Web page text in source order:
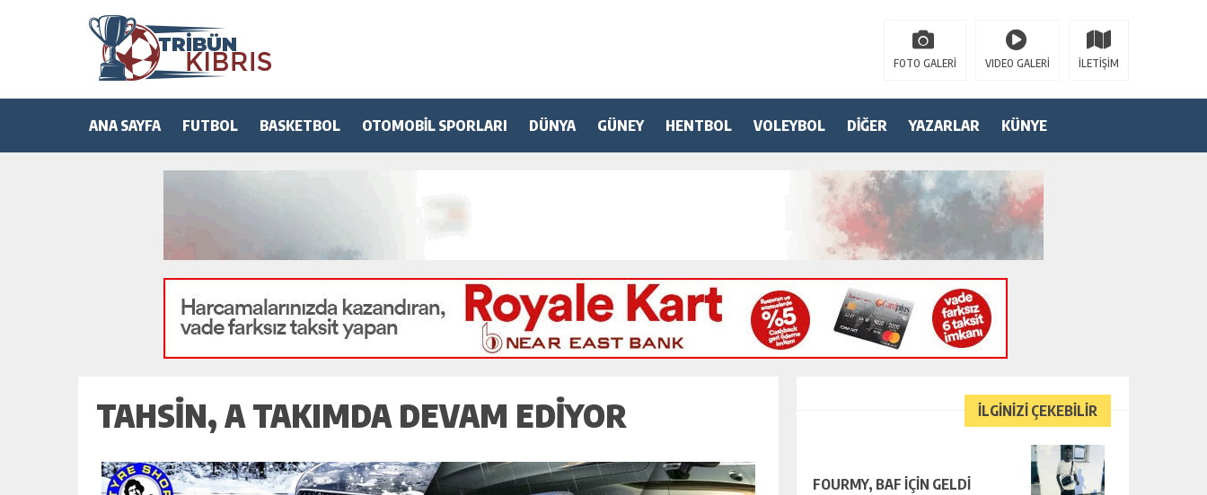
FOTO GALERİ VIDEO GALERİ İLETİŞİM
ANA SAYFA FUTBOL BASKETBOL OTOMOBİL SPORLARI DÜNYA GÜNEY HENTBOL VOLEYBOL DİĞER YAZARLAR KÜNYE
TAHSIN, A TAKIMDA DEVAM EDIYOR İLGİNİZİ ÇEKEBİLİR
FOURMY, BAF İÇİN GELDİ